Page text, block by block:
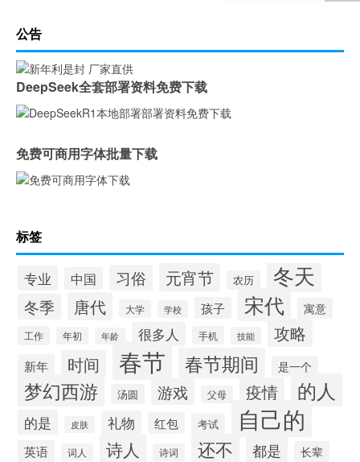
公告
DeepSeek全套部署资料免费下载
免费可商用字体批量下载
标签
专业 中国 习俗 元宵节 农历 冬天
冬季 唐代 大学 学校 孩子 宋代 寓意
工作 年初 年龄 很多人 手机 技能 攻略
新年 时间 春节 春节期间 是一个
梦幻西游 汤圆 游戏 父母 疫情 的人
的是 皮肤 礼物 红包 考试 自己的
英语 词人 诗人 诗词 还不 都是 长辈